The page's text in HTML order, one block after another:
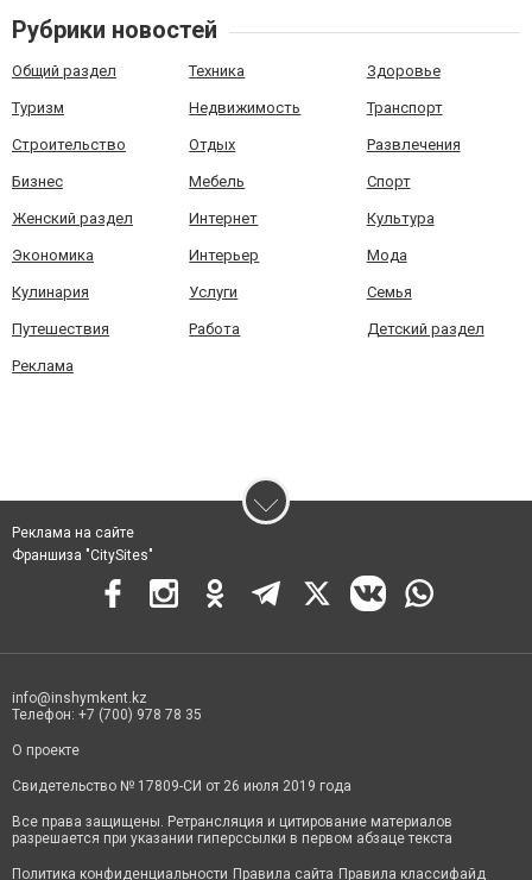
Рубрики новостей
Общий раздел Техника Здоровье
Туризм Недвижимость Транспорт
Строительство Отдых Развлечения
Бизнес Мебель Спорт
Женский раздел Интернет Культура
Экономика Интерьер Мода
Кулинария Услуги Семья
Путешествия Работа Детский раздел
Реклама
Реклама на сайте
Франшиза "CitySites"
info@inshymkent.kz
Телефон: +7 (700) 978 78 35
О проекте
Свидетельство № 17809-СИ от 26 июля 2019 года
Все права защищены. Ретрансляция и цитирование материалов
разрешается при указании гиперссылки в первом абзаце текста
Политика конфиденциальности Правила сайта Правила классифайд